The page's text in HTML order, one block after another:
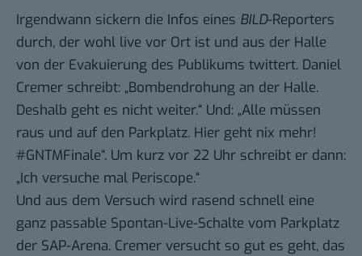
Irgendwann sickern die Infos eines BILD-Reporters
durch, der wohl live vor Ort ist und aus der Halle
von der Evakuierung des Publikums twittert. Daniel
Cremer schreibt: „Bombendrohung an der Halle.
Deshalb geht es nicht weiter.“ Und: „Alle müssen
raus und auf den Parkplatz. Hier geht nix mehr!
#GNTMFinale“. Um kurz vor 22 Uhr schreibt er dann:
„Ich versuche mal Periscope.“
Und aus dem Versuch wird rasend schnell eine
ganz passable Spontan-Live-Schalte vom Parkplatz
der SAP-Arena. Cremer versucht so gut es geht, das